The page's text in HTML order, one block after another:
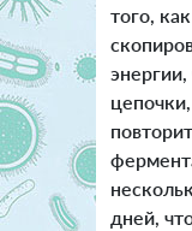
того,
дней,